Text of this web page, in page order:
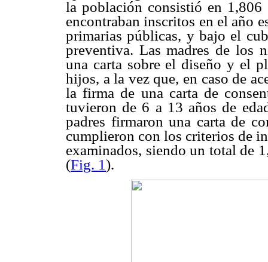
la población consistió en 1,806
encontraban inscritos en el año
primarias públicas, y bajo el
preventiva. Las madres de los
una carta sobre el diseño y el
hijos, a la vez que, en caso de
la firma de una carta de
tuvieron de 6 a 13 años de
padres firmaron una carta de
cumplieron con los criterios de
examinados, siendo un total de
(Fig. 1).